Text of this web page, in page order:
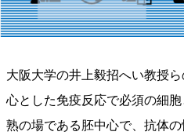
大阪大学の井上毅招へい教授
心とした免疫反応で必須の細
熟の場である胚中心で、抗体